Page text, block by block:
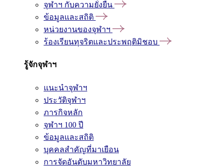
จุฬาฯ กับความยั่งยืน
ข้อมูลและสถิติ
หน่วยงานของจุฬาฯ
ร้องเรียนทุจริตและประพฤติมิชอบ
รู้จักจุฬาฯ
แนะนำจุฬาฯ
ประวัติจุฬาฯ
ภารกิจหลัก
จุฬาฯ 100 ปี
ข้อมูลและสถิติ
บุคคลสำคัญที่มาเยือน
การจัดอันดับมหาวิทยาลัย